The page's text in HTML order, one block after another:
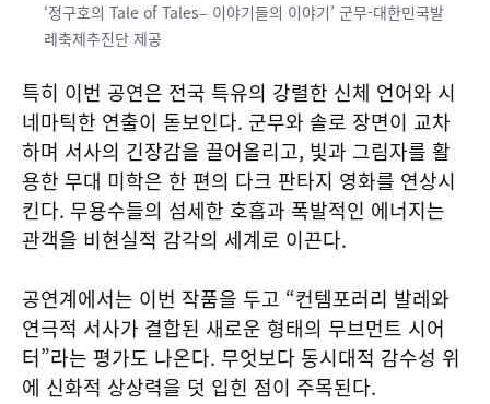
‘정구호의 Tale of Tales– 이야기들의 이야기’ 군무-대한민국발
레축제추진단 제공
특히 이번 공연은 전국 특유의 강렬한 신체 언어와 시
네마틱한 연출이 돋보인다. 군무와 솔로 장면이 교차
하며 서사의 긴장감을 끌어올리고, 빛과 그림자를 활
용한 무대 미학은 한 편의 다크 판타지 영화를 연상시
킨다. 무용수들의 섬세한 호흡과 폭발적인 에너지는
관객을 비현실적 감각의 세계로 이끈다.
공연계에서는 이번 작품을 두고 “컨템포러리 발레와
연극적 서사가 결합된 새로운 형태의 무브먼트 시어
터”라는 평가도 나온다. 무엇보다 동시대적 감수성 위
에 신화적 상상력을 덧 입힌 점이 주목된다.